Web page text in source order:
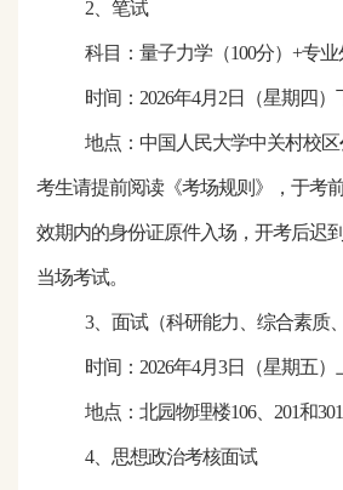
2、笔试
科目：量子力学（100分）+专业
时间： 2026年4月 2日（星期 四）
地点：中国人民大学中关村校区
考生请提前阅读《考场规则》，于考
效期内的身份证原件入场，开考后迟
当场考试。
3、面试（科研能力、综合素质
时间： 2026年4月3日（星期五）
地点：北园物理楼106、201和301
4、思想政治考核面试